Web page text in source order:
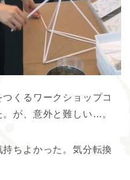
くるワークショップコ
が、意外と難しい…。
ちよかった。気分転換